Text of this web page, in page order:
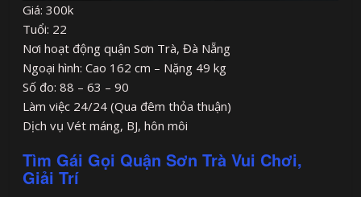
Giá: 300k
Tuổi: 22
Nơi hoạt động quận Sơn Trà, Đà Nẵng
Ngoại hình: Cao 162 cm – Nặng 49 kg
Số đo: 88 – 63 – 90
Làm việc 24/24 (Qua đêm thỏa thuận)
Dịch vụ Vét máng, BJ, hôn môi
Tìm Gái Gọi Quận Sơn Trà Vui Chơi,
Giải Trí